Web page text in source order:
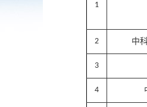
1
2 中
3
4